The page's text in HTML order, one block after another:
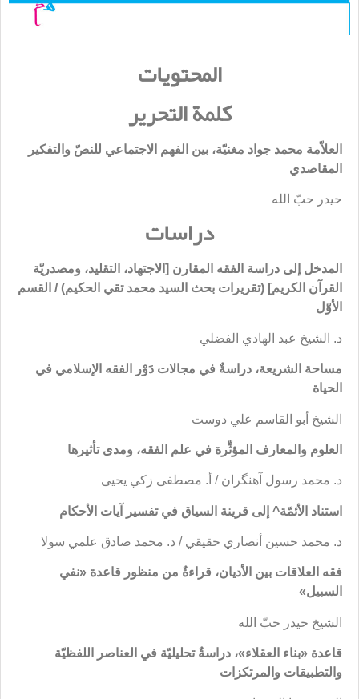
المحتويات
كلمة التحرير
العلاّمة محمد جواد مغنيّة، بين الفهم الاجتماعي للنصّ والتفكير
المقاصدي
حيدر حبّ الله
دراسات
المدخل إلى دراسة الفقه المقارن [الاجتهاد، التقليد، ومصدريّة
القرآن الكريم] (تقريرات بحث السيد محمد تقي الحكيم) / القسم
الأوّل
د. الشيخ عبد الهادي الفضلي
مساحة الشريعة، دراسةٌ في مجالات دَوْر الفقه الإسلامي في
الحياة
الشيخ أبو القاسم علي دوست
العلوم والمعارف المؤثِّرة في علم الفقه، ومدى تأثيرها
د. محمد رسول آهنگران / أ. مصطفى زكي يحيى
استناد الأئمّة^ إلى قرينة السياق في تفسير آيات الأحكام
د. محمد حسين أنصاري حقيقي / د. محمد صادق علمي سولا
فقه العلاقات بين الأديان، قراءةٌ من منظور قاعدة «نفي
السبيل»
الشيخ حيدر حبّ الله
قاعدة «بناء العقلاء»، دراسةٌ تحليليّة في العناصر اللفظيّة
والتطبيقات والمرتكزات